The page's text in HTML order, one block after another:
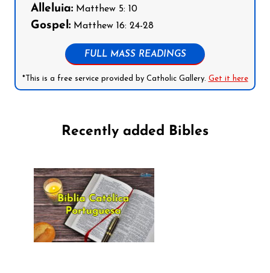
Alleluia: Matthew 5: 10
Gospel: Matthew 16: 24-28
FULL MASS READINGS
*This is a free service provided by Catholic Gallery. Get it here
Recently added Bibles